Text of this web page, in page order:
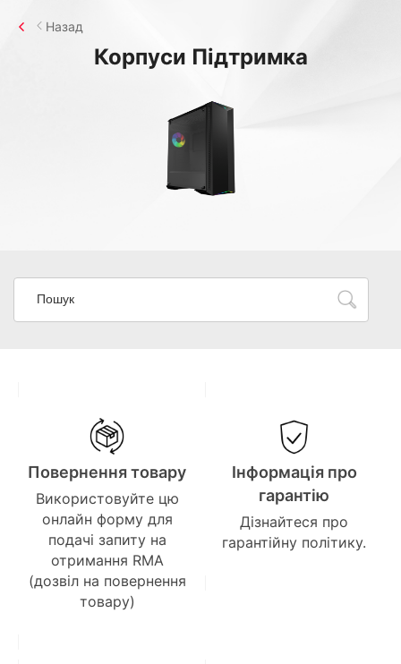
Корпуси Підтримка
Назад
Повернення товару
Використовуйте цю
онлайн форму для
подачі запиту на
отримання RMA
(дозвіл на повернення
товару)
Інформація про
гарантію
Дізнайтеся про
гарантійну політику.